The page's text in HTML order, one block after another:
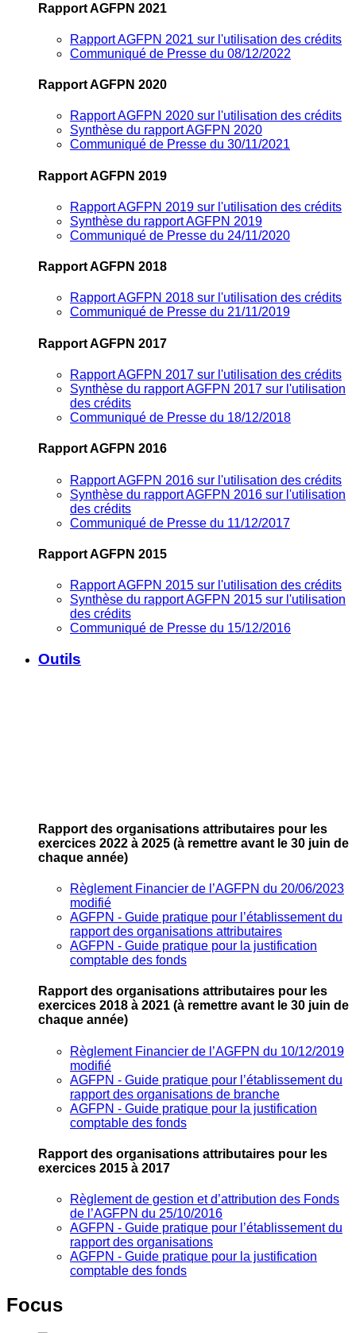
Rapport AGFPN 2021
Rapport AGFPN 2021 sur l'utilisation des crédits
Communiqué de Presse du 08/12/2022
Rapport AGFPN 2020
Rapport AGFPN 2020 sur l'utilisation des crédits
Synthèse du rapport AGFPN 2020
Communiqué de Presse du 30/11/2021
Rapport AGFPN 2019
Rapport AGFPN 2019 sur l'utilisation des crédits
Synthèse du rapport AGFPN 2019
Communiqué de Presse du 24/11/2020
Rapport AGFPN 2018
Rapport AGFPN 2018 sur l'utilisation des crédits
Communiqué de Presse du 21/11/2019
Rapport AGFPN 2017
Rapport AGFPN 2017 sur l'utilisation des crédits
Synthèse du rapport AGFPN 2017 sur l'utilisation
des crédits
Communiqué de Presse du 18/12/2018
Rapport AGFPN 2016
Rapport AGFPN 2016 sur l'utilisation des crédits
Synthèse du rapport AGFPN 2016 sur l'utilisation
des crédits
Communiqué de Presse du 11/12/2017
Rapport AGFPN 2015
Rapport AGFPN 2015 sur l'utilisation des crédits
Synthèse du rapport AGFPN 2015 sur l'utilisation
des crédits
Communiqué de Presse du 15/12/2016
Outils
Rapport des organisations attributaires pour les
exercices 2022 à 2025 (à remettre avant le 30 juin de
chaque année)
Règlement Financier de l’AGFPN du 20/06/2023
modifié
AGFPN ‐ Guide pratique pour l’établissement du
rapport des organisations attributaires
AGFPN ‐ Guide pratique pour la justification
comptable des fonds
Rapport des organisations attributaires pour les
exercices 2018 à 2021 (à remettre avant le 30 juin de
chaque année)
Règlement Financier de l’AGFPN du 10/12/2019
modifié
AGFPN ‐ Guide pratique pour l’établissement du
rapport des organisations de branche
AGFPN ‐ Guide pratique pour la justification
comptable des fonds
Rapport des organisations attributaires pour les
exercices 2015 à 2017
Règlement de gestion et d’attribution des Fonds
de l’AGFPN du 25/10/2016
AGFPN ‐ Guide pratique pour l’établissement du
rapport des organisations
AGFPN ‐ Guide pratique pour la justification
comptable des fonds
Focus